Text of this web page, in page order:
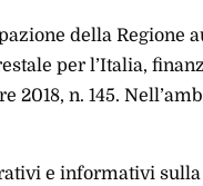
della Regione
per l’Italia,
n. 145.
e informativi